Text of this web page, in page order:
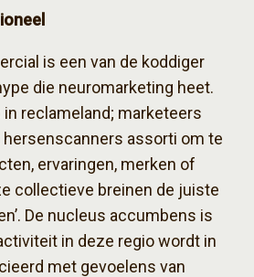
is een van de koddiger
die neuromarketing heet.
reclameland; marketeers
assorti om te
ervaringen, merken of
collectieve breinen de juiste
De nucleus accumbens is
in deze regio wordt in
met gevoelens van